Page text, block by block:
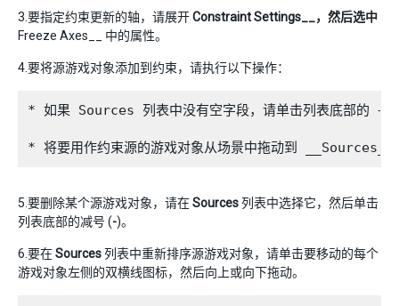
3.要指定约束更新的轴，请展开Constraint Settings__，然后选中
Freeze Axes__ 中的属性。
4.要将源游戏对象添加到约束，请执行以下操作：
* 如果 Sources 列表中没有空字段，请单击列表底部的 +。
5.要删除某个源游戏对象，请在Sources列表中选择它，然后单击
列表底部的减号 (-)。
6.要在Sources列表中重新排序源游戏对象，请单击要移动的每个
游戏对象左侧的双横线图标，然后向上或向下拖动。